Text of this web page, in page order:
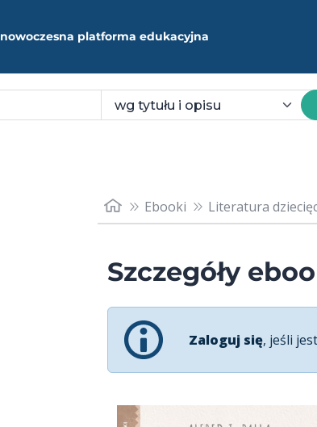
nowoczesna platforma edukacyjna
Ebooki Literatura
Szczegóły
Zaloguj się, jeśli